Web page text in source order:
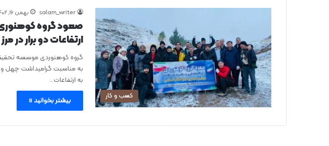
کسب و کار
salam_writer بهمن ۱۶, ۱۴۰۲
صعود گروه
ارتفاعات دو برار در
گروه کوهنوردی موسسه
به مناسبت گرامیداشت چهل و
به ارتفاعات…
بیشتر بخوانید »